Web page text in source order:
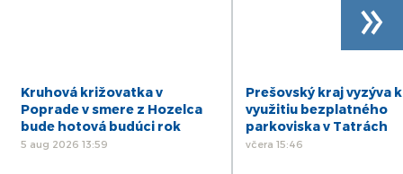
Kruhová križovatka v
Poprade v smere z Hozelca
bude hotová budúci rok
5 aug 2026 13:59
Prešovský kraj vyzýva k
využitiu bezplatného
parkoviska v Tatrách
včera 15:46
»